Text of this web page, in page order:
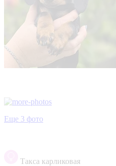
Еще 3 фото
Такса карликовая